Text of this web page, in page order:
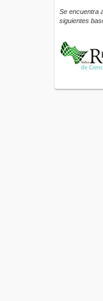
Se encuentra
siguientes